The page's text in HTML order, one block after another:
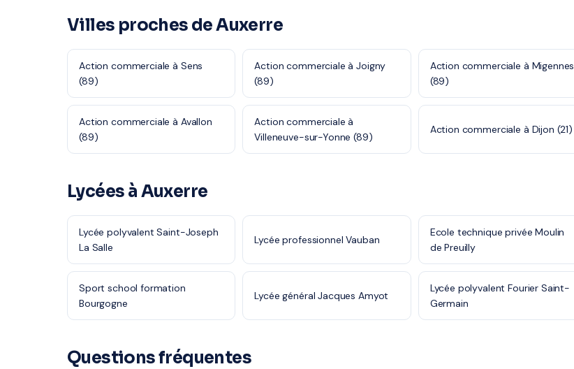
Villes proches de Auxerre
Action commerciale à Sens
(89)
Action commerciale à Joigny
(89)
Action commerciale à Migennes
(89)
Action commerciale à Avallon
(89)
Action commerciale à
Villeneuve-sur-Yonne (89)
Action commerciale à Dijon (21)
Lycées à Auxerre
Lycée polyvalent Saint-Joseph
La Salle
Lycée professionnel Vauban
Ecole technique privée Moulin
de Preuilly
Sport school formation
Bourgogne
Lycée général Jacques Amyot
Lycée polyvalent Fourier Saint-
Germain
Questions fréquentes